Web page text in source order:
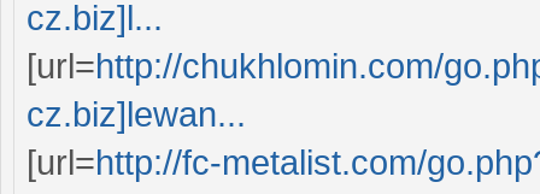
cz.biz]l...
[url=http://chukhlomin.com/
cz.biz]lewan...
[url=http://fc-metalist.com/